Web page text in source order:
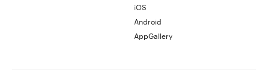
iOS
Android
AppGallery